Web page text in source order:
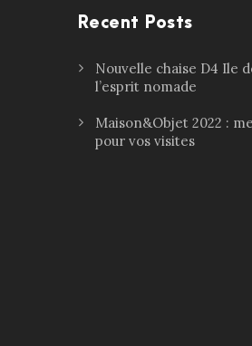
Recent Posts
Nouvelle chaise D4 Ile
l’esprit nomade
Maison&Objet 2022 :
pour vos visites